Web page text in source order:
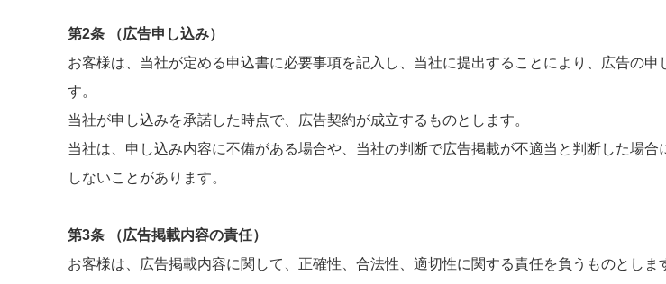
第2条 （広告申し込み）
お客様は、当社が定める申込書に必要事項を記入し、当社に提出することにより、広告の申
す。
当社が申し込みを承諾した時点で、広告契約が成立するものとします。
当社は、申し込み内容に不備がある場合や、当社の判断で広告掲載が不適当と判断した場合
しないことがあります。
第3条 （広告掲載内容の責任）
お客様は、広告掲載内容に関して、正確性、合法性、適切性に関する責任を負うものとしま